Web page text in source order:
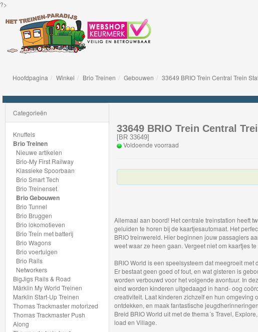
?>
Brio
Treinen
Nieuwe
artikelen
Brio-
My
First
Railway
Klassieke
Spoorbaan
Brio
Smart
Tech
Hoofdpagina
Winkel Brio Treinen Gebouwen 33649 BRIO Trein Central Trein
33649 BRIO Trein Central
[BR 33649]
Voldoende voorraad
Allemaal aan boord! Het centrale treinstation heeft
geluiden te horen bij de kaartjesautomaat. Het
BRIO treinwereld. Hier beginnen jouw passagiers
weet waar ze heen gaan. Vergeet niet om kaartjes te
BRIO World is een speelsysteem dat meegroeit met
Er bestaat geen goed of fout, en wat gisteren is
worden verbouwd voor het volgende avontuur. In
eind worden kinderen uitgedaagd in hand- oog
creativiteit. Laat kinderen zichzelf en hun omgeving
ontdekken, en maak fantastische
Breid BRIO World uit met de thema´s Travel,
load en Village.
Categorieën
Knuffels
Brio Treinen
Nieuwe artikelen
Brio-My First Railway
Klassieke Spoorbaan
Brio Smart Tech
Brio Treinenset
Brio Gebouwen
Brio Tunnel
Brio Bruggen
Brio lokomotieven
Brio Trein met batterij
Brio Wagons
Brio voertuigen
Brio Rails
Networkers
BigJigs Rails & Road
Märklin My World Treinen
Marklin Start-Up Treinen
Thomas Trackmaster motorized
Thomas Trackmaster Push
Along